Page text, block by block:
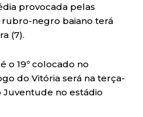
provocada pelas
negro baiano terá
(7).
o 19º colocado no
do Vitória será na terça-
Juventude no estádio